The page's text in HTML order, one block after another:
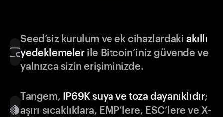
Seed’siz kurulum ve ek cihazlardakiakıllı
yedeklemelerile Bitcoin’iniz güvende ve
yalnızca sizin erişiminizde.
Tangem, IP69K suya ve toza dayanıklıdır;
aşırı sıcaklıklara, EMP’lere, ESC’lere ve X-